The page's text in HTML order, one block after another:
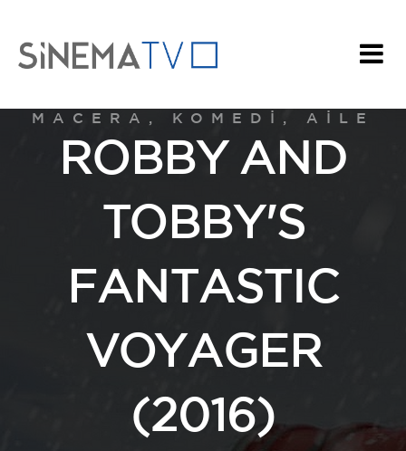
MACERA, KOMEDI, AILE
ROBBY AND
TOBBY'S
FANTASTIC
VOYAGER
(2016)